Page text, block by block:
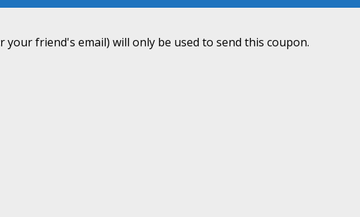
friend's email) will only be used to send this coupon.